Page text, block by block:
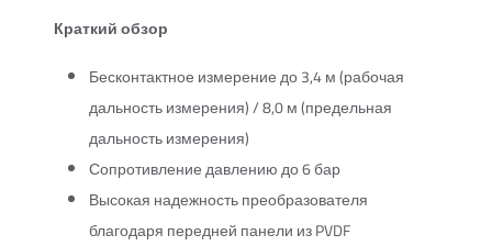
Краткий обзор
Бесконтактное измерение до 3,4 м (рабочая
дальность измерения) / 8,0 м (предельная
дальность измерения)
Сопротивление давлению до 6 бар
Высокая надежность преобразователя
благодаря передней панели из PVDF